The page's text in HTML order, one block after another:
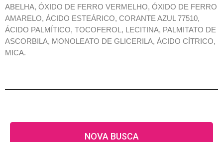
ABELHA, ÓXIDO DE FERRO VERMELHO, ÓXIDO DE FERRO
AMARELO, ÁCIDO ESTEÁRICO, CORANTE AZUL 77510,
ÁCIDO PALMÍTICO, TOCOFEROL, LECITINA, PALMITATO DE
ASCORBILA, MONOLEATO DE GLICERILA, ÁCIDO CÍTRICO,
MICA.
NOVA BUSCA